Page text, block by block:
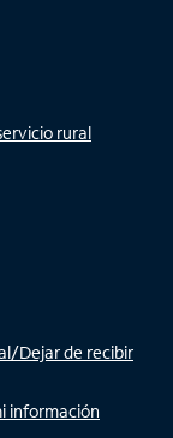
rural
Dejar de recibir
información